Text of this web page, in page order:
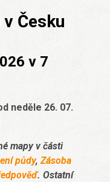
Česku
v 7
neděle 26. 07.
mapy v části
půdy, Zásoba
. Ostatní